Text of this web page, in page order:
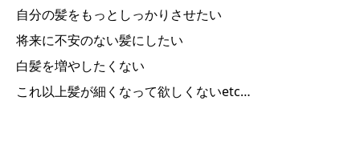
自分の髪をもっとしっかりさせたい
将来に不安のない髪にしたい
白髪を増やしたくない
これ以上髪が細くなって欲しくないetc…